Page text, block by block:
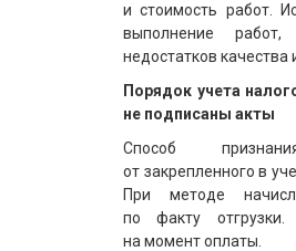
и стоимость работ.
выполнение
недостатков качества
Порядок учета
не подписаны акты
Способ
от закрепленного в
При методе
по факту
на момент оплаты.